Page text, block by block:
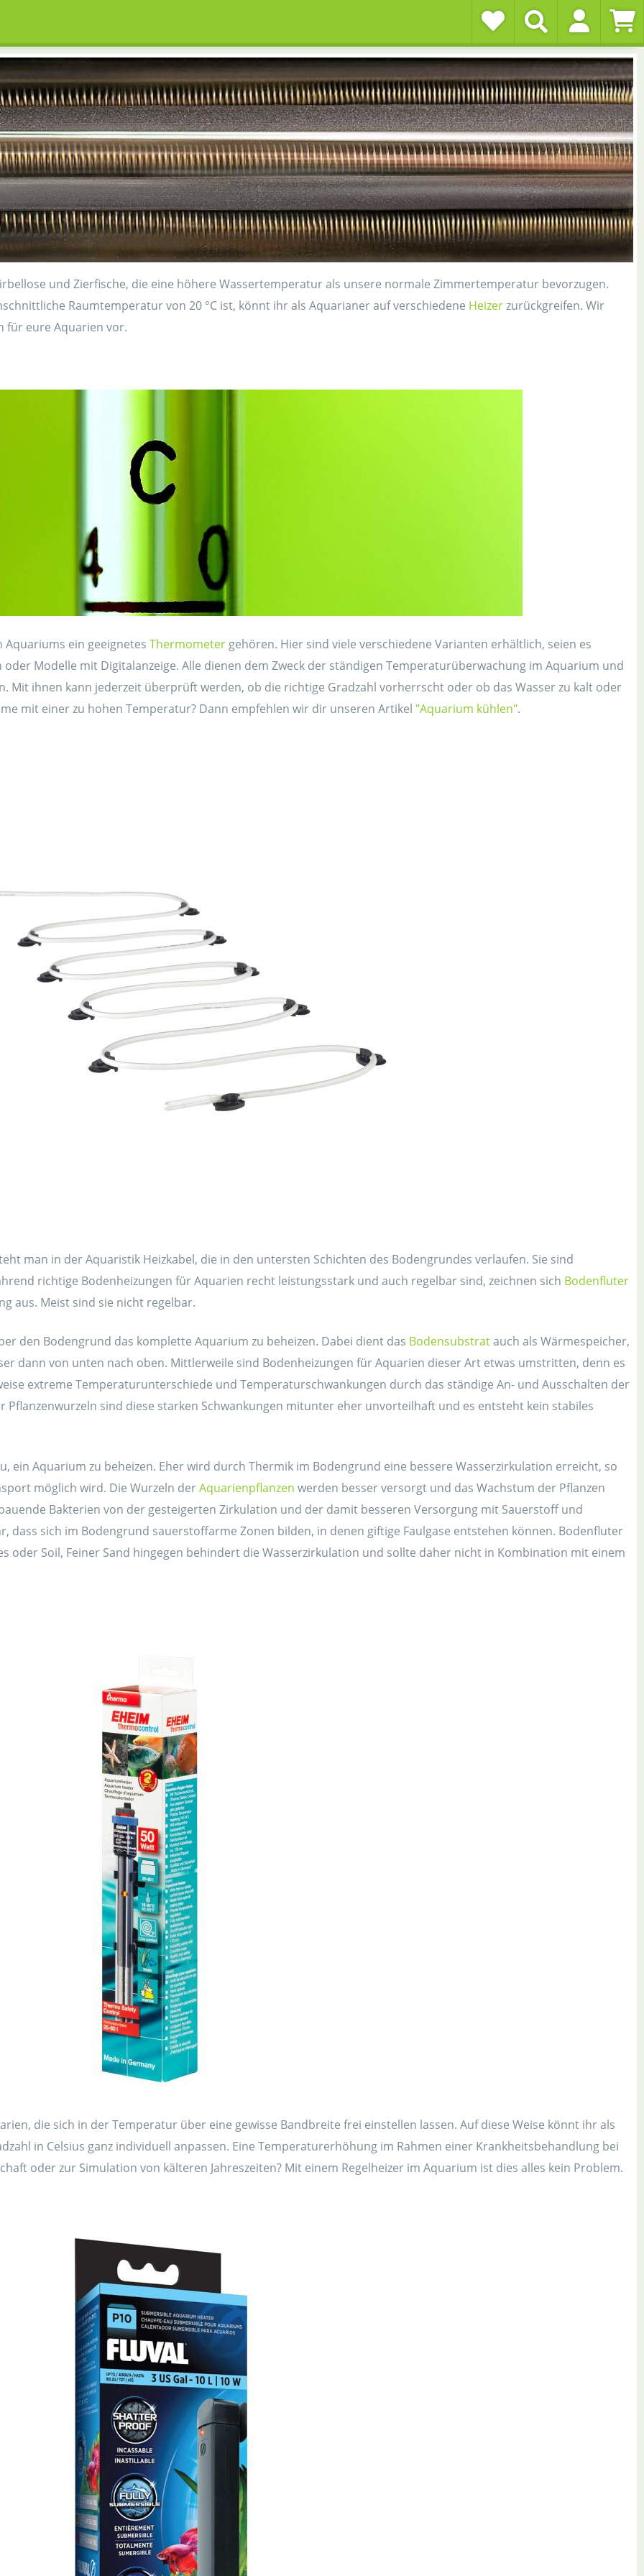
und Zierfische, die eine höhere Wassertemperatur als unsere normale Zimmertemperatur bevorzugen.
Raumtemperatur von 20 °C ist, könnt ihr als Aquarianer auf verschiedene Heizerzurückgreifen. Wir
für eure Aquarien vor.
ein geeignetes Thermometer gehören. Hier sind viele verschiedene Varianten erhältlich, seien es
Modelle mit Digitalanzeige. Alle dienen dem Zweck der ständigen Temperaturüberwachung im Aquarium und
Mit ihnen kann jederzeit überprüft werden, ob die richtige Gradzahl vorherrscht oder ob das Wasser zu kalt oder
mit einer zu hohen Temperatur? Dann empfehlen wir dir unseren Artikel "Aquarium kühlen".
man in der Aquaristik Heizkabel, die in den untersten Schichten des Bodengrundes verlaufen. Sie sind
richtige Bodenheizungen für Aquarien recht leistungsstark und auch regelbar sind, zeichnen sich Bodenfluter
aus. Meist sind sie nicht regelbar.
den Bodengrund das komplette Aquarium zu beheizen. Dabei dient das Bodensubstratauch als Wärmespeicher,
dann von unten nach oben. Mittlerweile sind Bodenheizungen für Aquarien dieser Art etwas umstritten, denn es
extreme Temperaturunterschiede und Temperaturschwankungen durch das ständige An- und Ausschalten der
sind diese starken Schwankungen mitunter eher unvorteilhaft und es entsteht kein stabiles
ein Aquarium zu beheizen. Eher wird durch Thermik im Bodengrund eine bessere Wasserzirkulation erreicht, so
möglich wird. Die Wurzeln derAquarienpflanzen werden besser versorgt und das Wachstum der Pflanzen
Bakterien von der gesteigerten Zirkulation und der damit besseren Versorgung mit Sauerstoff und
dass sich im Bodengrund sauerstoffarme Zonen bilden, in denen giftige Faulgase entstehen können. Bodenfluter
oder Soil, Feiner Sand hingegen behindert die Wasserzirkulation und sollte daher nicht in Kombination mit einem
die sich in der Temperatur über eine gewisse Bandbreite frei einstellen lassen. Auf diese Weise könnt ihr als
in Celsius ganz individuell anpassen. Eine Temperaturerhöhung im Rahmen einer Krankheitsbehandlung bei
oder zur Simulation von kälteren Jahreszeiten? Mit einem Regelheizer im Aquarium ist dies alles kein Problem.